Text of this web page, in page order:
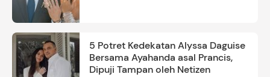
5 Potret Kedekatan Alyssa Daguise
Bersama Ayahanda asal Prancis,
Dipuji Tampan oleh Netizen